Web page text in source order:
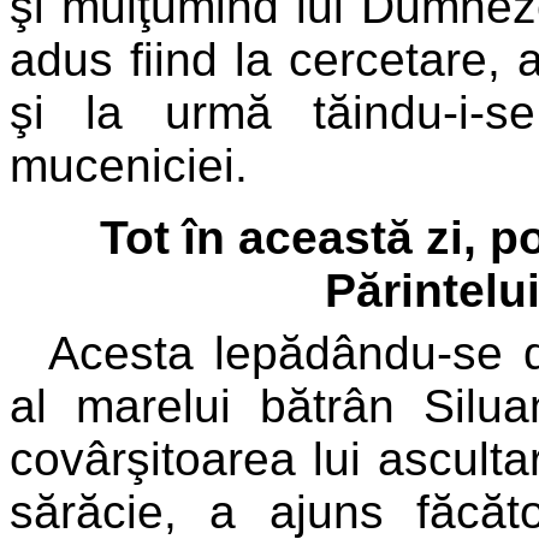
adus fiind la cercetare,
şi la urmă tăindu-i-
muceniciei.
Tot în această zi,
Acesta lepădându-se
al marelui bătrân
covârşitoarea lui
sărăcie, a ajuns